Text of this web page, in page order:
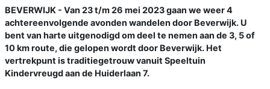
BEVERWIJK - Van 23 t/m 26 mei 2023 gaan we weer 4
achtereenvolgende avonden wandelen door Beverwijk. U
bent van harte uitgenodigd om deel te nemen aan de 3, 5 of
10 km route, die gelopen wordt door Beverwijk. Het
vertrekpunt is traditiegetrouw vanuit Speeltuin
Kindervreugd aan de Huiderlaan 7.